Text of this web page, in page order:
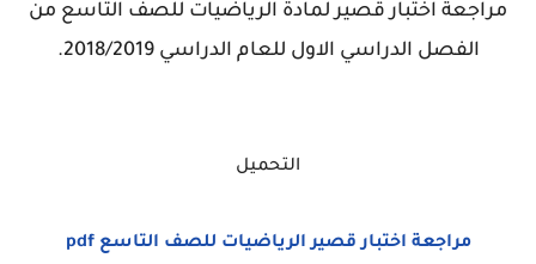
مراجعة اختبار قصير لمادة الرياضيات للصف التاسع من
الفصل الدراسي الاول للعام الدراسي 2018/2019.
التحميل
مراجعة اختبار قصير الرياضيات للصف التاسع pdf